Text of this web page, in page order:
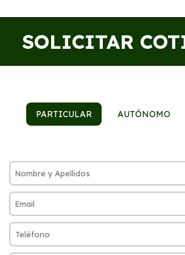
SOLICITAR
PARTICULAR AUTÓNOMO